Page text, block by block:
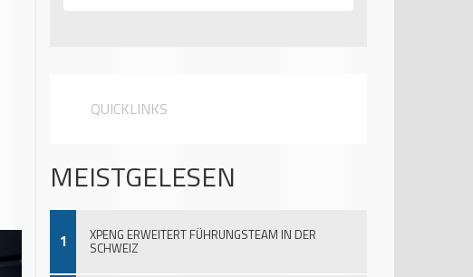
QUICKLINKS
MEISTGELESEN
1 XPENG ERWEITERT FÜHRUNGSTEAM IN DER
SCHWEIZ